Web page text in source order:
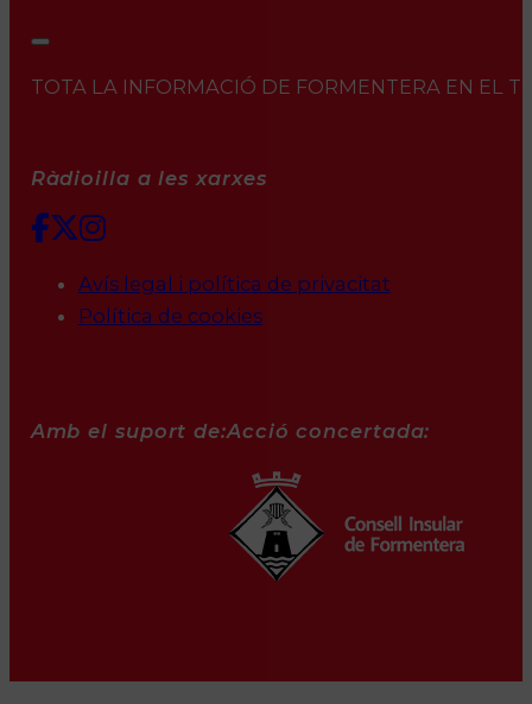
TOTA LA INFORMACIÓ DE FORMENTERA EN EL
Ràdioilla a les xarxes
Avís legal i política de privacitat
Política de cookies
Amb el suport de:Acció concertada: